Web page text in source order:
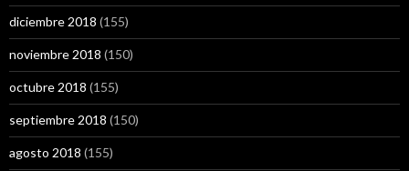
diciembre 2018 (155)
noviembre 2018 (150)
octubre 2018 (155)
septiembre 2018 (150)
agosto 2018 (155)